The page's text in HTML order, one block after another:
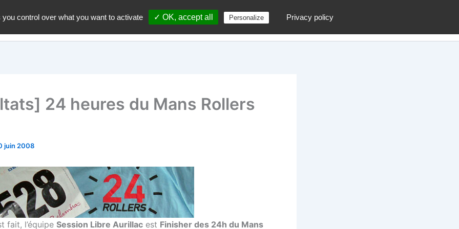
Accueil A propos du blog Contactez moi ! Archives
24 heures du Mans Rollers
juin 2008
fait, l’équipe Session Libre Aurillac est Finisher des 24h du Mans
control over what you want to activate ✓ OK, accept all Personalize Privacy policy